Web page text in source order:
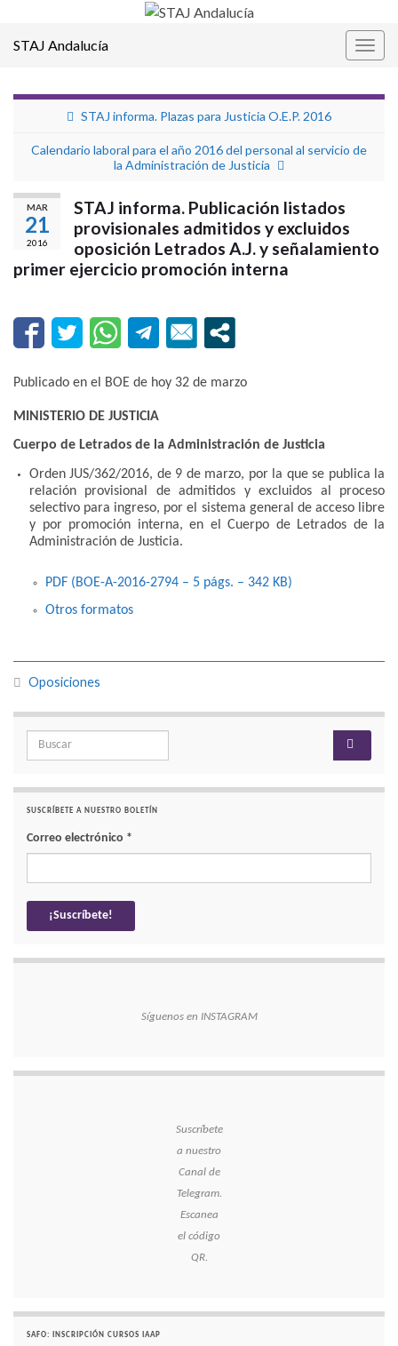
STAJ Andalucía
STAJ informa. Plazas para Justicia O.E.P. 2016
Calendario laboral para el año 2016 del personal al servicio de
la Administración de Justicia
MAR
21
2016
STAJ informa. Publicación listados
provisionales admitidos y excluidos
oposición Letrados A.J. y señalamiento
primer ejercicio promoción interna
Publicado en el BOE de hoy 32 de marzo
MINISTERIO DE JUSTICIA
Cuerpo de Letrados de la Administración de Justicia
Orden JUS/362/2016, de 9 de marzo, por la que se publica la
relación provisional de admitidos y excluidos al proceso
selectivo para ingreso, por el sistema general de acceso libre
y por promoción interna, en el Cuerpo de Letrados de la
Administración de Justicia.
PDF (BOE-A-2016-2794 – 5 págs. – 342 KB)
Otros formatos
Oposiciones
Search for:
SUSCRÍBETE A NUESTRO BOLETÍN
Correo electrónico *
Síguenos en INSTAGRAM
Suscríbete
a nuestro
Canal de
Telegram.
Escanea
el código
QR.
SAFO: INSCRIPCIÓN CURSOS IAAP